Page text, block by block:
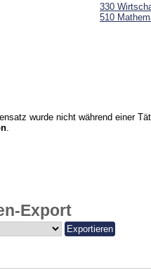
330
510
wurde nicht während einer
Export